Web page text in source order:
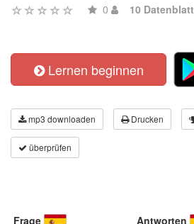
0 10 Datenblatt
Lernen beginnen
mp3 downloaden Drucken
überprüfen
Frage Antworten